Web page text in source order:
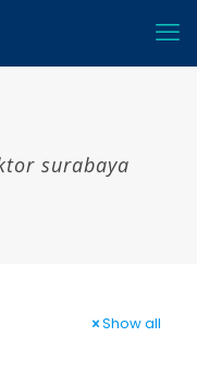
surabaya
Show all